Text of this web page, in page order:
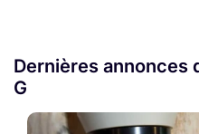
Dernières annonces
G